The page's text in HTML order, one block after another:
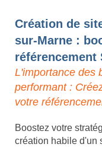
Création de
sur-Marne :
référencement
L'importance des
performant :
votre
Boostez votre
création habile d'un